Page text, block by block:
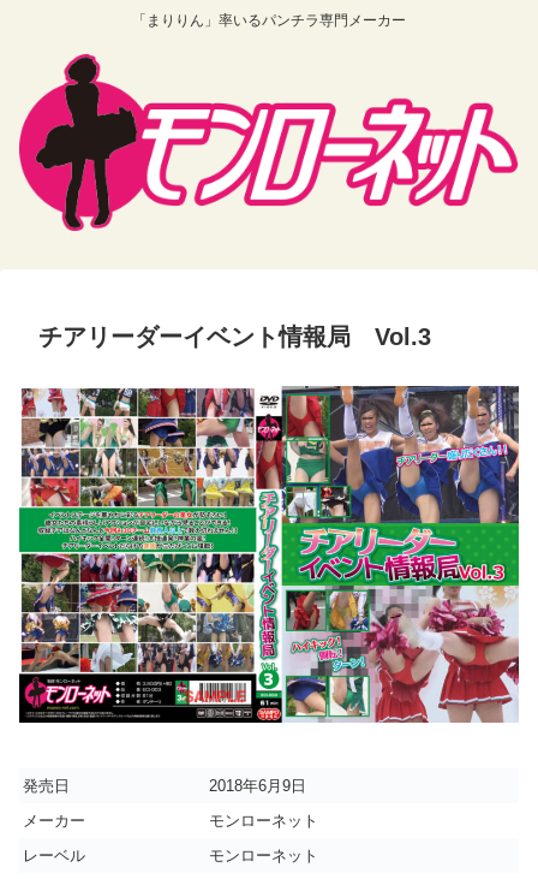
「まりりん」率いるパンチラ専門メーカー
チアリーダーイベント情報局 Vol.3
発売日
2018年6月9日
メーカー
モンローネット
レーベル
モンローネット